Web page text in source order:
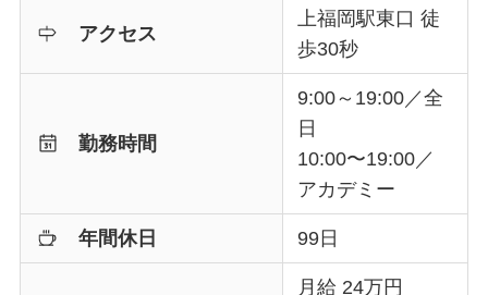
アクセス
上福岡駅東口 徒
歩30秒
勤務時間
9:00～19:00／全
日
10:00〜19:00／
アカデミー
年間休日 99日
月給 24万円